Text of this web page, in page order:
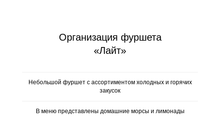
Организация фуршета
«Лайт»
Небольшой фуршет с ассортиментом холодных и горячих
закусок
В меню представлены домашние морсы и лимонады